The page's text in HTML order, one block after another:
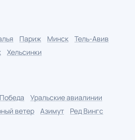
Париж Минск
Тель-Авив
Хельсинки
Победа
Уральские авиалинии
ветер Азимут
Ред Вингс